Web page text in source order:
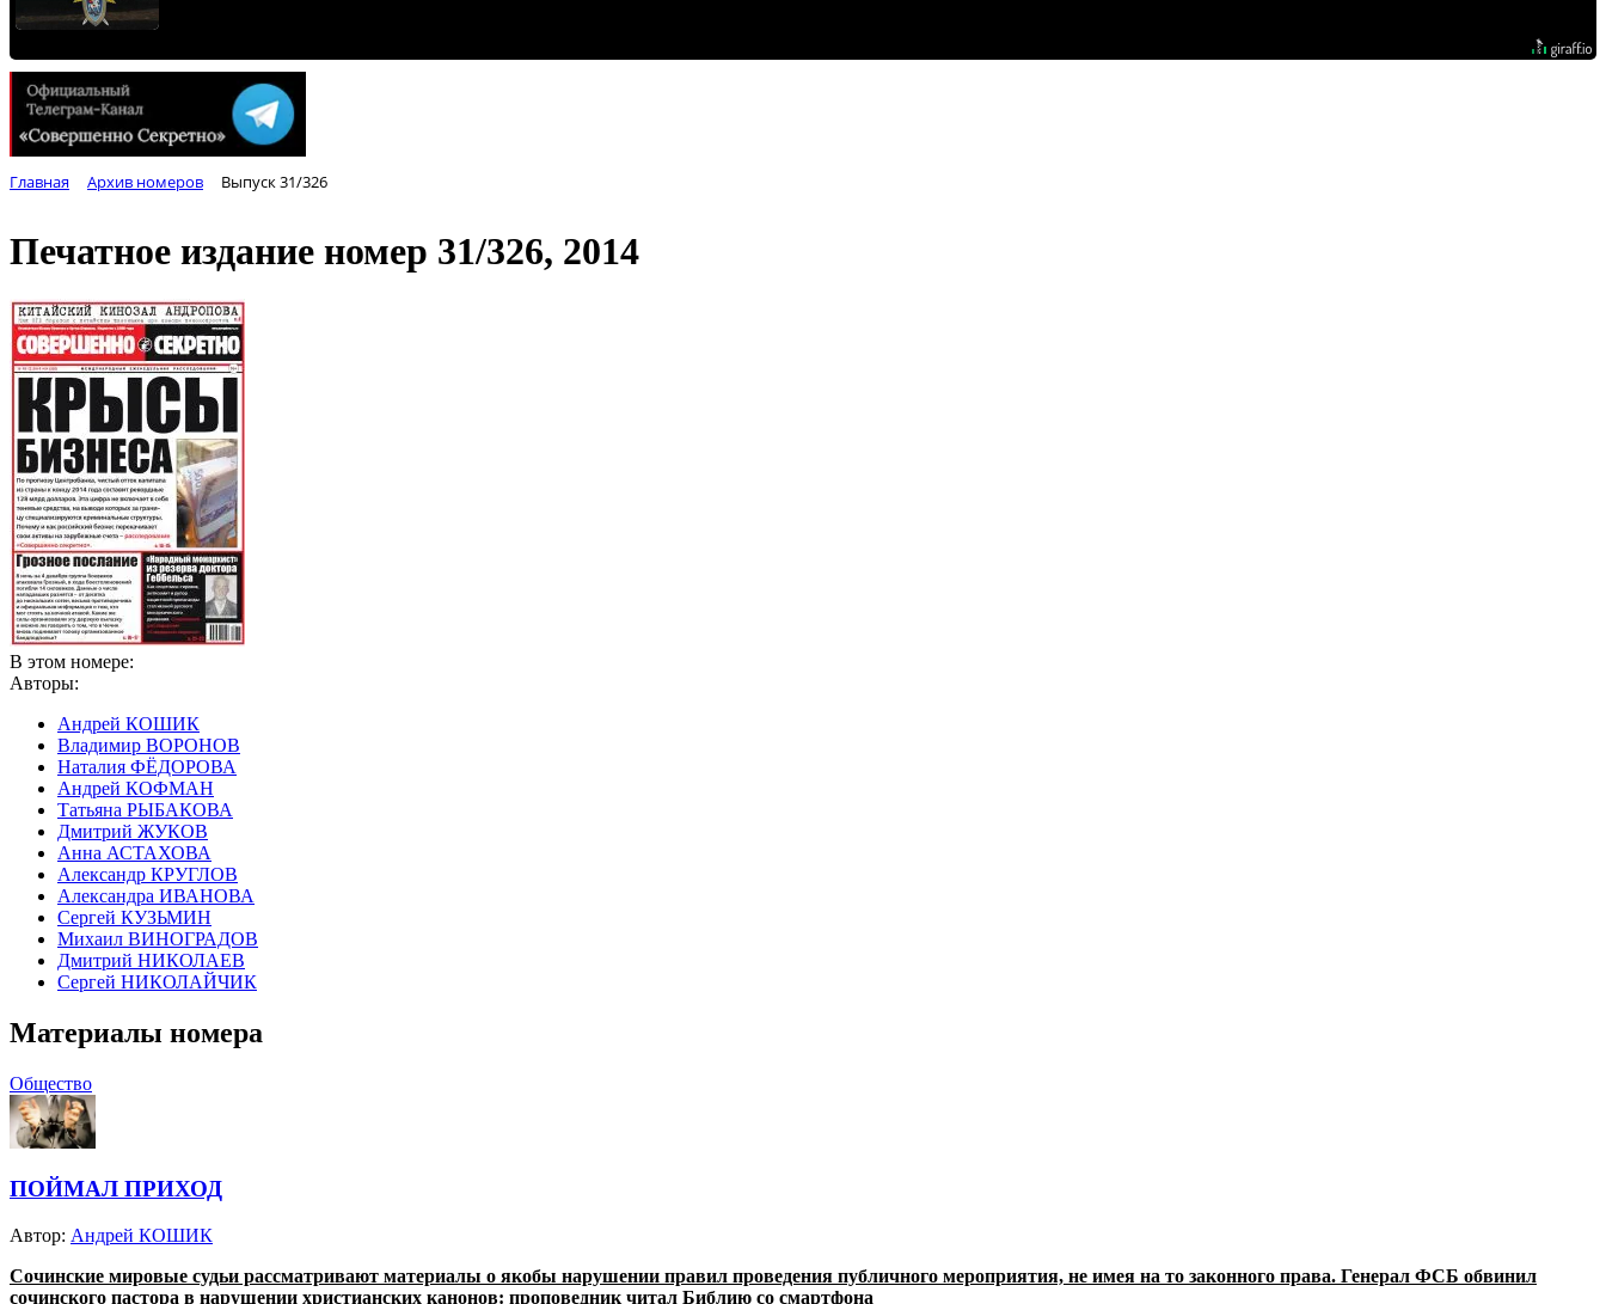
Главная Архив номеров Выпуск 31/326
Печатное издание номер 31/326, 2014
В этом номере:
Авторы:
Андрей КОШИК
Владимир ВОРОНОВ
Наталия ФЁДОРОВА
Андрей КОФМАН
Татьяна РЫБАКОВА
Дмитрий ЖУКОВ
Анна АСТАХОВА
Александр КРУГЛОВ
Александра ИВАНОВА
Сергей КУЗЬМИН
Михаил ВИНОГРАДОВ
Дмитрий НИКОЛАЕВ
Сергей НИКОЛАЙЧИК
Материалы номера
Общество
ПОЙМАЛ ПРИХОД
Автор: Андрей КОШИК
Сочинские мировые судьи рассматривают материалы о якобы нарушении правил проведения публичного мероприятия, не имея на то законного права. Генерал ФСБ обвинил
сочинского пастора в нарушении христианских канонов: проповедник читал Библию со смартфона